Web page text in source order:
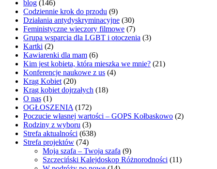
blog (146)
Codziennie krok do przodu (9)
Działania antydyskryminacyjne (30)
Feministyczne wieczory filmowe (7)
Grupa wsparcia dla LGBT i otoczenia (3)
Kartki (2)
Kawiarenki dla mam (6)
Kim jest kobieta, która mieszka we mnie? (21)
Konferencje naukowe z us (4)
Krąg Kobiet (20)
Krąg kobiet dojrzałych (18)
O nas (1)
OGŁOSZENIA (172)
Poczucie własnej wartości – GOPS Kołbaskowo (2)
Rodziny z wyboru (3)
Strefa aktualności (638)
Strefa projektów (74)
Moja szafa – Twoja szafa (9)
Szczeciński Kalejdoskop Różnorodności (11)